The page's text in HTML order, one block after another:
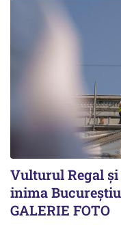
Vulturul Regal
inima
GALERIE FOTO